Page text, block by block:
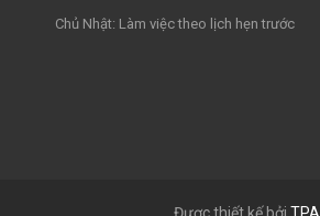
Chủ Nhật: Làm việc theo lịch hẹn trước